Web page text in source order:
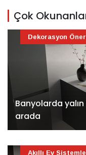
Çok
Banyolarda
arada
Dekorasyon
Akıllı Ev